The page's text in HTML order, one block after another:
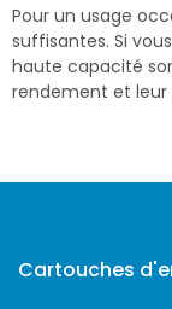
Pour un usage
suffisantes. Si
haute capacité
rendement et leur
Cartouches